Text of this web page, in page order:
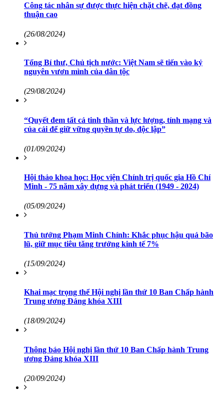
Công tác nhân sự được thực hiện chặt chẽ, đạt đồng
thuận cao
(26/08/2024)
Tổng Bí thư, Chủ tịch nước: Việt Nam sẽ tiến vào kỷ
nguyên vươn mình của dân tộc
(29/08/2024)
“Quyết đem tất cả tinh thần và lực lượng, tính mạng và
của cải để giữ vững quyền tự do, độc lập”
(01/09/2024)
Hội thảo khoa học: Học viện Chính trị quốc gia Hồ Chí
Minh - 75 năm xây dựng và phát triển (1949 - 2024)
(05/09/2024)
Thủ tướng Phạm Minh Chính: Khắc phục hậu quả bão
lũ, giữ mục tiêu tăng trưởng kinh tế 7%
(15/09/2024)
Khai mạc trọng thể Hội nghị lần thứ 10 Ban Chấp hành
Trung ương Đảng khóa XIII
(18/09/2024)
Thông báo Hội nghị lần thứ 10 Ban Chấp hành Trung
ương Đảng khóa XIII
(20/09/2024)